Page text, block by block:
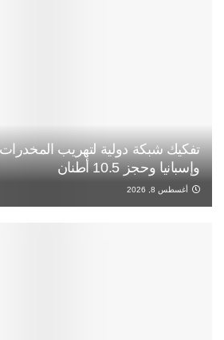
تفكيك شبكة دولية لتهريب
وإسبانيا وحجز 10.5 أطنان
أغسطس 8, 2026